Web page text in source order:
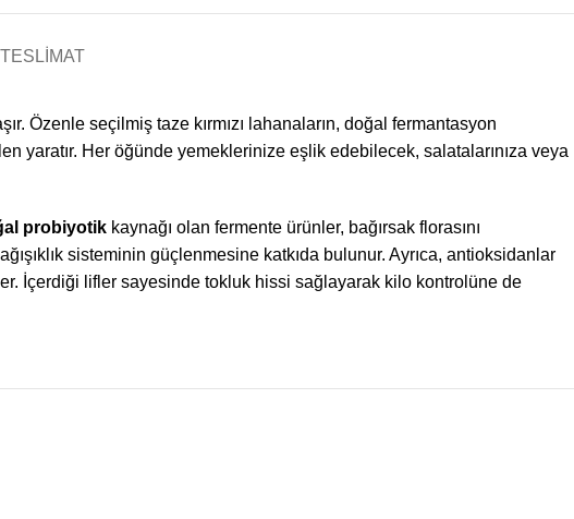
Özenle seçilmiş taze kırmızı lahanaların, doğal fermantasyon
yaratır. Her öğünde yemeklerinize eşlik edebilecek, salatalarınıza veya
probiyotik kaynağı olan fermente ürünler, bağırsak florasını
sisteminin güçlenmesine katkıda bulunur. Ayrıca, antioksidanlar
İçerdiği lifler sayesinde tokluk hissi sağlayarak kilo kontrolüne de